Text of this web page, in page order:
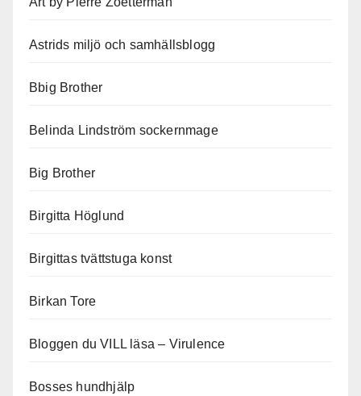
Astrids miljö och samhällsblogg
Bbig Brother
Belinda Lindström sockernmage
Big Brother
Birgitta Höglund
Birgittas tvättstuga konst
Birkan Tore
Bloggen du VILL läsa – Virulence
Bosses hundhjälp